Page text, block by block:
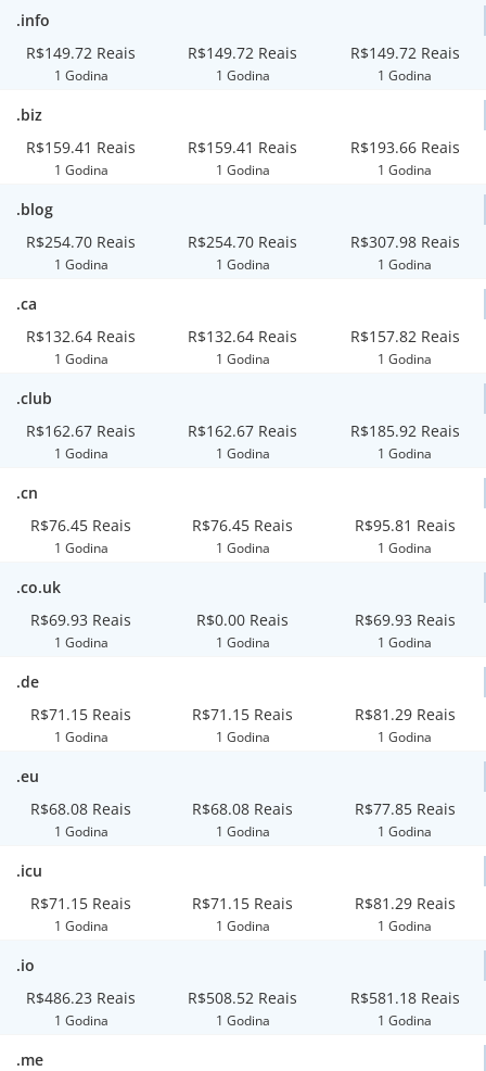
.info
R$149.72 Reais
1 Godina
R$149.72 Reais
1 Godina
R$149.72 Reais
1 Godina
.biz
R$159.41 Reais
1 Godina
R$159.41 Reais
1 Godina
R$193.66 Reais
1 Godina
.blog
R$254.70 Reais
1 Godina
R$254.70 Reais
1 Godina
R$307.98 Reais
1 Godina
.ca
R$132.64 Reais
1 Godina
R$132.64 Reais
1 Godina
R$157.82 Reais
1 Godina
.club
R$162.67 Reais
1 Godina
R$162.67 Reais
1 Godina
R$185.92 Reais
1 Godina
.cn
R$76.45 Reais
1 Godina
R$76.45 Reais
1 Godina
R$95.81 Reais
1 Godina
.co.uk
R$69.93 Reais
1 Godina
R$0.00 Reais
1 Godina
R$69.93 Reais
1 Godina
.de
R$71.15 Reais
1 Godina
R$71.15 Reais
1 Godina
R$81.29 Reais
1 Godina
.eu
R$68.08 Reais
1 Godina
R$68.08 Reais
1 Godina
R$77.85 Reais
1 Godina
.icu
R$71.15 Reais
1 Godina
R$71.15 Reais
1 Godina
R$81.29 Reais
1 Godina
.io
R$486.23 Reais
1 Godina
R$508.52 Reais
1 Godina
R$581.18 Reais
1 Godina
.me